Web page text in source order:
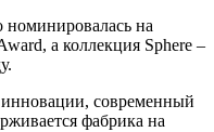
номинировалась на
а коллекция Sphere –
современный
фабрика на